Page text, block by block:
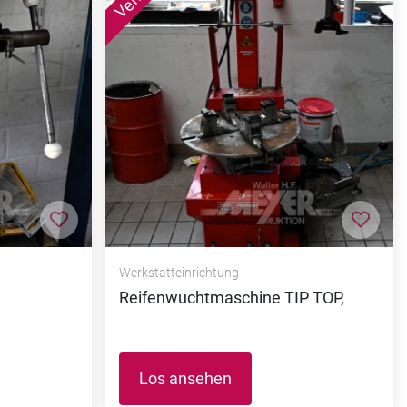
Zur Merkliste hinzufügen Zur
Werkstatteinrichtung
Reifenwuchtmaschine TIP TOP,
Los ansehen